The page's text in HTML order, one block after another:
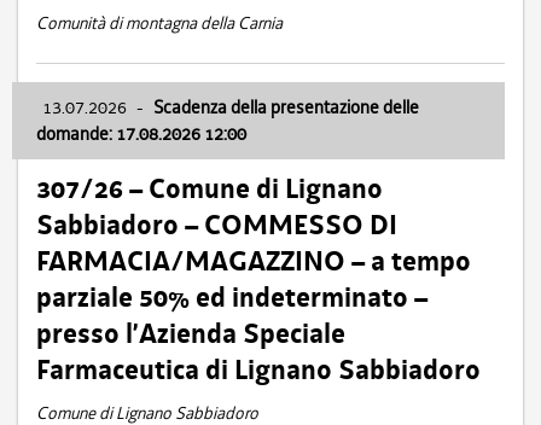
Comunità di montagna della Carnia
13.07.2026 - Scadenza della presentazione delle
domande: 17.08.2026 12:00
307/26 – Comune di Lignano
Sabbiadoro – COMMESSO DI
FARMACIA/MAGAZZINO – a tempo
parziale 50% ed indeterminato –
presso l’Azienda Speciale
Farmaceutica di Lignano Sabbiadoro
Comune di Lignano Sabbiadoro